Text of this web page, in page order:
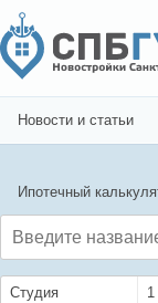
Новости и статьи
Ипотечный
Студия 1